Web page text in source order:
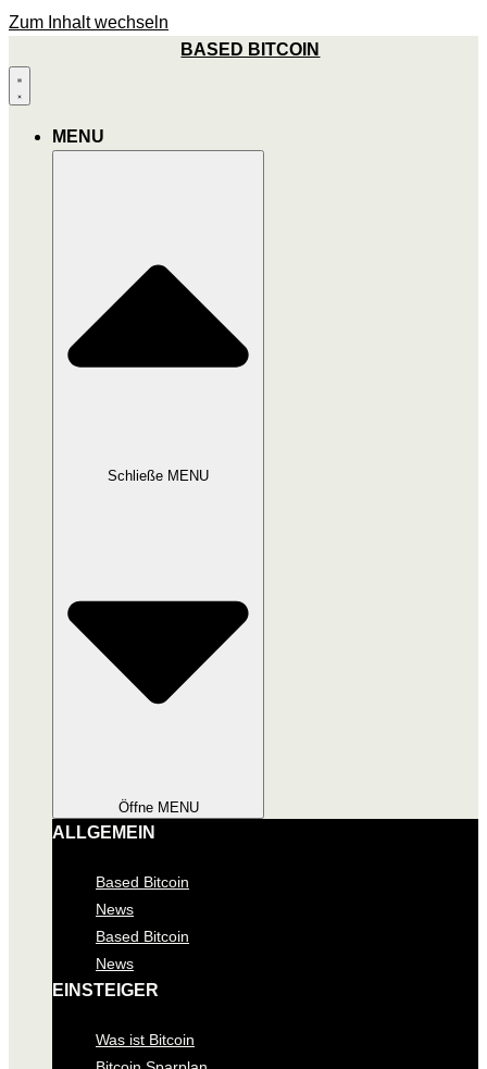
Zum Inhalt wechseln
BASED BITCOIN
MENU
Schließe MENU
Öffne MENU
ALLGEMEIN
Based Bitcoin
News
Based Bitcoin
News
EINSTEIGER
Was ist Bitcoin